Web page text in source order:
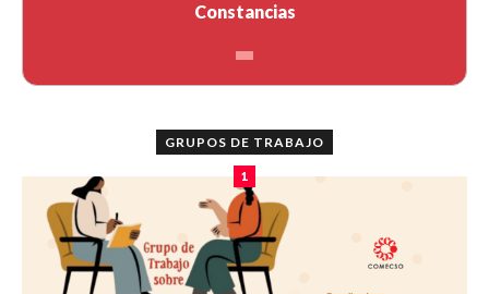
Constancias
GRUPOS DE TRABAJO
1